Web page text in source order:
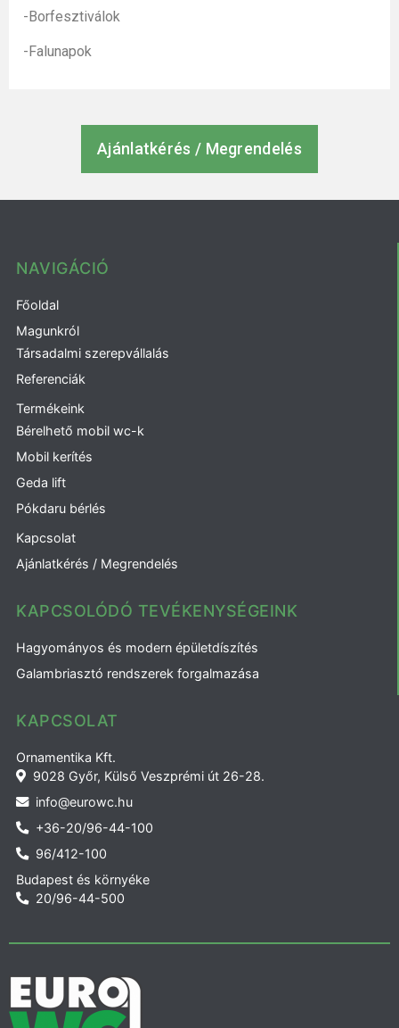
-Borfesztiválok
-Falunapok
Ajánlatkérés / Megrendelés
NAVIGÁCIÓ
Főoldal
Magunkról
Társadalmi szerepvállalás
Referenciák
Termékeink
Bérelhető mobil wc-k
Mobil kerítés
Geda lift
Pókdaru bérlés
Kapcsolat
Ajánlatkérés / Megrendelés
KAPCSOLÓDÓ TEVÉKENYSÉGEINK
Hagyományos és modern épületdíszítés
Galambriasztó rendszerek forgalmazása
KAPCSOLAT
Ornamentika Kft.
9028 Győr, Külső Veszprémi út 26-28.
info@eurowc.hu
+36-20/96-44-100
96/412-100
Budapest és környéke
20/96-44-500